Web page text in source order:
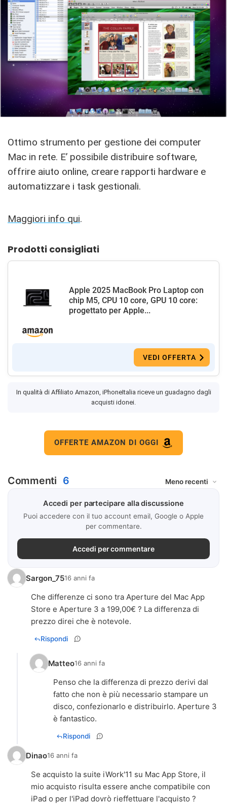
Ottimo strumento per gestione dei computer
Mac in rete. E’ possibile distribuire software,
offrire aiuto online, creare rapporti hardware e
automatizzare i task gestionali.
Maggiori info qui.
Prodotti consigliati
Apple 2025 MacBook Pro Laptop con
chip M5, CPU 10 core, GPU 10 core:
progettato per Apple...
VEDI OFFERTA
In qualità di Affiliato Amazon, iPhoneItalia riceve un guadagno dagli
acquisti idonei.
OFFERTE AMAZON DI OGGI
Commenti 6
Accedi per partecipare alla discussione
Puoi accedere con il tuo account email, Google o Apple
per commentare.
Accedi per commentare
Sargon_7516 anni fa
Che differenze ci sono tra Aperture del Mac App
Store e Aperture 3 a 199,00€ ? La differenza di
prezzo direi che è notevole.
Rispondi
Matteo16 anni fa
Penso che la differenza di prezzo derivi dal
fatto che non è più necessario stampare un
disco, confezionarlo e distribuirlo. Aperture 3
è fantastico.
Rispondi
Dinao16 anni fa
Se acquisto la suite iWork'11 su Mac App Store, il
mio acquisto risulta essere anche compatibile con
iPad o per l'iPad dovrò rieffettuare l'acquisto ?